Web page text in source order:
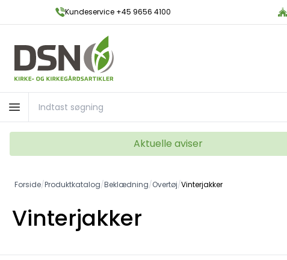
Kundeservice +45 9656 4100
Aktuelle aviser
Forside/Produktkatalog/Beklædning/Overtøj/Vinterjakker
Vinterjakker